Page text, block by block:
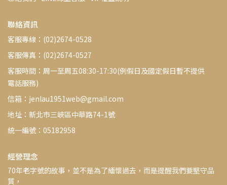
聯絡資訊
客服專線：(02)2674-0528
客服傳真：(02)2674-0527
客服時間：周一至周五08:30-17:30(例假日及國定假日暫不提供
電話服務)
信箱：jenlau1951web@gmail.com
地址：新北市三峽區中華路74-1號
統一編號：05182958
經營理念
70年老字號的故事，並不是為了緬懷過去，而是提醒我們要堅守品
質，